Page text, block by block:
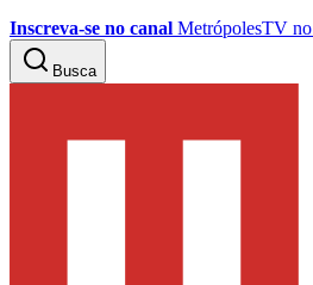
Inscreva-se no canal MetrópolesTV no
Busca